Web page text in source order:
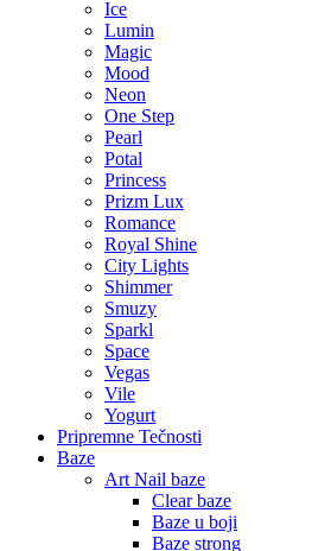
Ice
Lumin
Magic
Mood
Neon
One Step
Pearl
Potal
Princess
Prizm Lux
Romance
Royal Shine
City Lights
Shimmer
Smuzy
Sparkl
Space
Vegas
Vile
Yogurt
Pripremne Tečnosti
Baze
Art Nail baze
Clear baze
Baze u boji
Baze strong